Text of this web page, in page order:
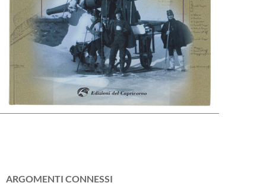
ARGOMENTI CONNESSI